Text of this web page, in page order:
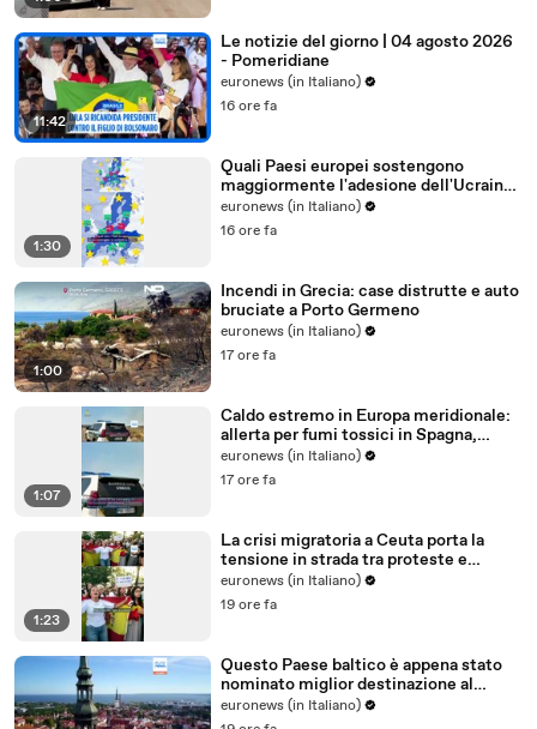
11:42
Le notizie del giorno | 04 agosto 2026
- Pomeridiane
euronews (in Italiano)
16 ore fa
1:30
Quali Paesi europei sostengono
maggiormente l'adesione dell'Ucraina
all'Ue?
euronews (in Italiano)
16 ore fa
1:00
Incendi in Grecia: case distrutte e auto
bruciate a Porto Germeno
euronews (in Italiano)
17 ore fa
1:07
Caldo estremo in Europa meridionale:
allerta per fumi tossici in Spagna,
Francia ferma reattori
euronews (in Italiano)
17 ore fa
1:23
La crisi migratoria a Ceuta porta la
tensione in strada tra proteste e
critiche al governo
euronews (in Italiano)
19 ore fa
Questo Paese baltico è appena stato
nominato miglior destinazione al
mondo per trasferirsi nel 2026
euronews (in Italiano)